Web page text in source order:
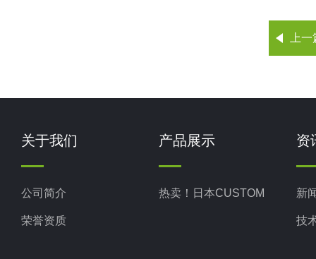
上
关于我们
公司简介
荣誉资质
产品展示
热卖！日本CUSTOM
资
新
技